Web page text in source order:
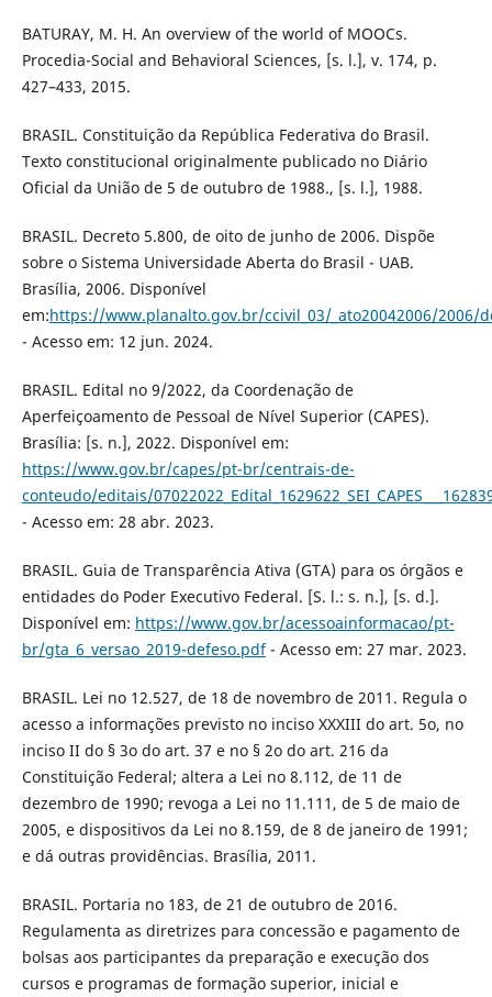
BATURAY, M. H. An overview of the world of MOOCs.
Procedia-Social and Behavioral Sciences, [s. l.], v. 174, p.
427–433, 2015.
BRASIL. Constituição da República Federativa do Brasil.
Texto constitucional originalmente publicado no Diário
Oficial da União de 5 de outubro de 1988., [s. l.], 1988.
BRASIL. Decreto 5.800, de oito de junho de 2006. Dispõe
sobre o Sistema Universidade Aberta do Brasil - UAB.
Brasília, 2006. Disponível
em:https://www.planalto.gov.br/ccivil_03/_ato20042006/2006/
- Acesso em: 12 jun. 2024.
BRASIL. Edital no 9/2022, da Coordenação de
Aperfeiçoamento de Pessoal de Nível Superior (CAPES).
Brasília: [s. n.], 2022. Disponível em:
https://www.gov.br/capes/pt-br/centrais-de-
conteudo/editais/
- Acesso em: 28 abr. 2023.
BRASIL. Guia de Transparência Ativa (GTA) para os órgãos e
entidades do Poder Executivo Federal. [S. l.: s. n.], [s. d.].
Disponível em: https://www.gov.br/acessoainformacao/pt-
br/gta_6_versao_2019-defeso.pdf- Acesso em: 27 mar. 2023.
BRASIL. Lei no 12.527, de 18 de novembro de 2011. Regula o
acesso a informações previsto no inciso XXXIII do art. 5o, no
inciso II do § 3o do art. 37 e no § 2o do art. 216 da
Constituição Federal; altera a Lei no 8.112, de 11 de
dezembro de 1990; revoga a Lei no 11.111, de 5 de maio de
2005, e dispositivos da Lei no 8.159, de 8 de janeiro de 1991;
e dá outras providências. Brasília, 2011.
BRASIL. Portaria no 183, de 21 de outubro de 2016.
Regulamenta as diretrizes para concessão e pagamento de
bolsas aos participantes da preparação e execução dos
cursos e programas de formação superior, inicial e